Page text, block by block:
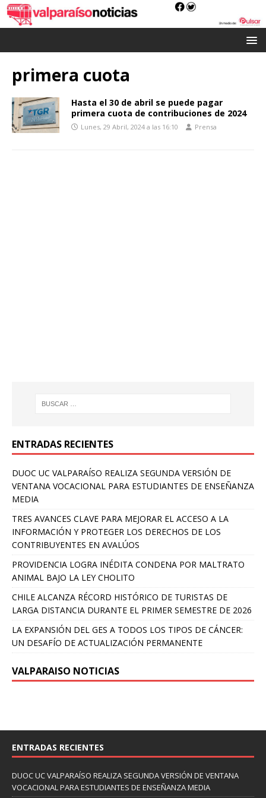
primera cuota
Hasta el 30 de abril se puede pagar
primera cuota de contribuciones de 2024
Lunes, 29 Abril, 2024 a las 16:10 Prensa
ENTRADAS RECIENTES
DUOC UC VALPARAÍSO REALIZA SEGUNDA VERSIÓN DE
VENTANA VOCACIONAL PARA ESTUDIANTES DE ENSEÑANZA
MEDIA
TRES AVANCES CLAVE PARA MEJORAR EL ACCESO A LA
INFORMACIÓN Y PROTEGER LOS DERECHOS DE LOS
CONTRIBUYENTES EN AVALÚOS
PROVIDENCIA LOGRA INÉDITA CONDENA POR MALTRATO
ANIMAL BAJO LA LEY CHOLITO
CHILE ALCANZA RÉCORD HISTÓRICO DE TURISTAS DE
LARGA DISTANCIA DURANTE EL PRIMER SEMESTRE DE 2026
LA EXPANSIÓN DEL GES A TODOS LOS TIPOS DE CÁNCER:
UN DESAFÍO DE ACTUALIZACIÓN PERMANENTE
VALPARAISO NOTICIAS
ENTRADAS RECIENTES
DUOC UC VALPARAÍSO REALIZA SEGUNDA VERSIÓN DE VENTANA
VOCACIONAL PARA ESTUDIANTES DE ENSEÑANZA MEDIA